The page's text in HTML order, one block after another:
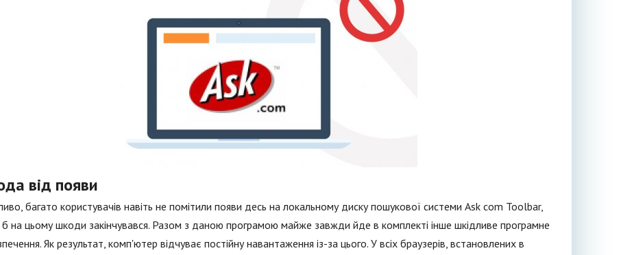
від появи
багато користувачів навіть не помітили появи десь на локальному диску пошукової системи Ask com Toolbar,
на цьому шкоди закінчувався. Разом з даною програмою майже завжди йде в комплекті інше шкідливе програмне
Як результат, комп'ютер відчуває постійну навантаження із-за цього. У всіх браузерів, встановлених в